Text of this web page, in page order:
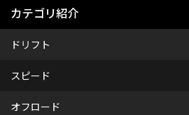
カテゴリ紹介
ドリフト
スピード
オフロード